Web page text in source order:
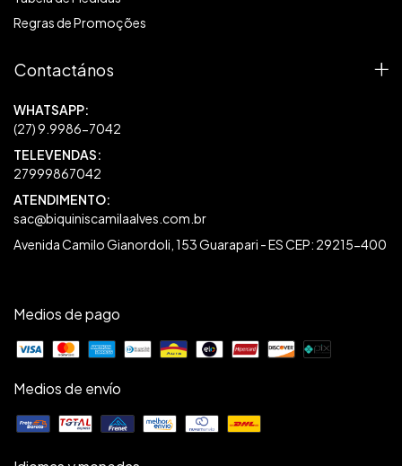
Regras de Promoções
Contactános
27999867042
sac@biquiniscamilaalves.com.br
Avenida Camilo Gianordoli, 153 Guarapari - ES CEP: 29215-400
Medios de pago
Medios de envío